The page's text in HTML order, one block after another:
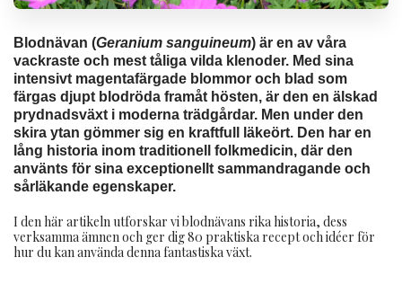
Blodnävan (Geranium sanguineum) är en av våra
vackraste och mest tåliga vilda klenoder. Med sina
intensivt magentafärgade blommor och blad som
färgas djupt blodröda framåt hösten, är den en älskad
prydnadsväxt i moderna trädgårdar. Men under den
skira ytan gömmer sig en kraftfull läkeört. Den har en
lång historia inom traditionell folkmedicin, där den
använts för sina exceptionellt sammandragande och
sårläkande egenskaper.
I den här artikeln utforskar vi blodnävans rika historia, dess
verksamma ämnen och ger dig 80 praktiska recept och idéer för
hur du kan använda denna fantastiska växt.